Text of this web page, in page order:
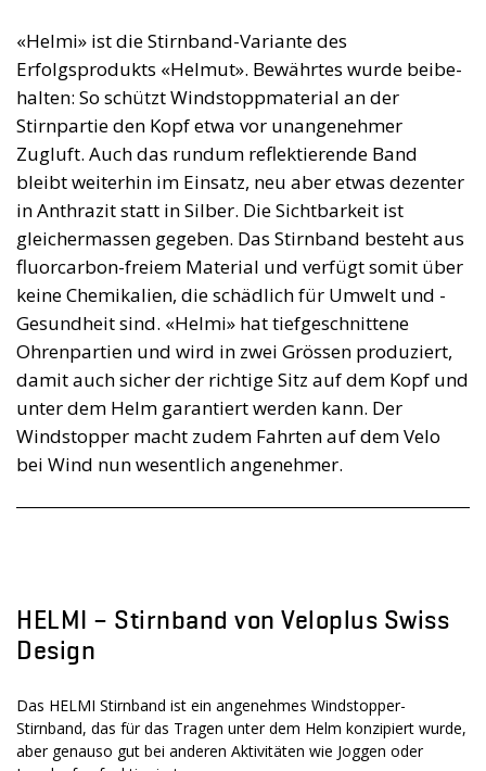
«Helmi» ist die Stirnband-Variante des
Erfolgsprodukts «Helmut». Bewährtes wurde beibe­
halten: So schützt Windstoppmaterial an der
Stirnpartie den Kopf etwa vor unangenehmer
Zugluft. Auch das rundum reflektierende Band
bleibt weiterhin im Einsatz, neu aber etwas ­dezenter
in Anthrazit statt in Silber. Die Sichtbarkeit ist
gleichermassen gegeben. Das Stirnband besteht aus
fluorcarbon-freiem Material und verfügt somit über
keine Chemikalien, die schädlich für Umwelt und ­
Gesundheit sind. «Helmi» hat tiefgeschnittene
Ohrenpartien und wird in zwei Grössen produziert,
damit auch sicher der richtige Sitz auf dem Kopf und
unter dem Helm garantiert werden kann. Der
Windstopper macht zudem Fahrten auf dem Velo
bei Wind nun wesentlich angenehmer.
HELMI – Stirnband von Veloplus Swiss
Design
Das HELMI Stirnband ist ein angenehmes Windstopper-
Stirnband, das für das Tragen unter dem Helm konzipiert wurde,
aber genauso gut bei anderen Aktivitäten wie Joggen oder